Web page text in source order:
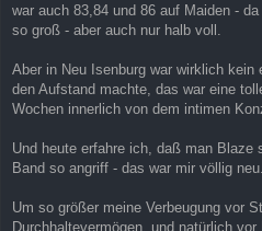
war auch 83,84 und 86 auf Maiden -
so groß - aber auch nur halb voll.
Aber in Neu Isenburg war wirklich
den Aufstand machte, das war eine
Wochen innerlich von dem intimen
Und heute erfahre ich, daß man Blaze
Band so angriff - das war mir völlig neu.
Um so größer meine Verbeugung vor
Durchhaltevermögen, und natürlich